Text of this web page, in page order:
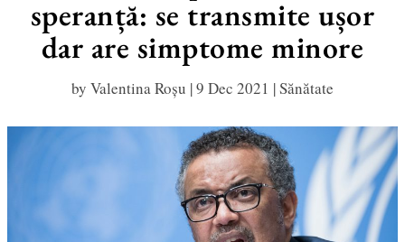
speranță: se transmite ușor
dar are simptome minore
by Valentina Roșu |9 Dec 2021 |Sănătate